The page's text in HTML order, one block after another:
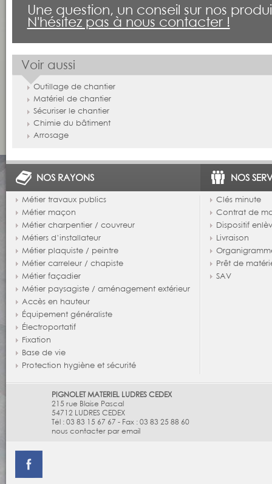
Une question, un conseil sur nos
N'hésitez pas à nous contacter !
Voir aussi
Outillage de chantier
Matériel de chantier
Sécuriser le chantier
Chimie du bâtiment
Arrosage
NOS RAYONS
Métier travaux publics
Métier maçon
Métier charpentier / couvreur
Métiers d’installateur
Métier plaquiste / peintre
Métier carreleur / chapiste
Métier façadier
Métier paysagiste / aménagement extérieur
Accès en hauteur
Équipement généraliste
Électroportatif
Fixation
Base de vie
Protection hygiène et sécurité
NOS
Clés minute
Contrat de
Dispositif
Livraison
Prêt de
SAV
PIGNOLET MATERIEL LUDRES CEDEX
215 rue Blaise Pascal
54712 LUDRES CEDEX
Tél : 03 83 15 67 67 - Fax : 03 83 25 88 60
nous contacter par email